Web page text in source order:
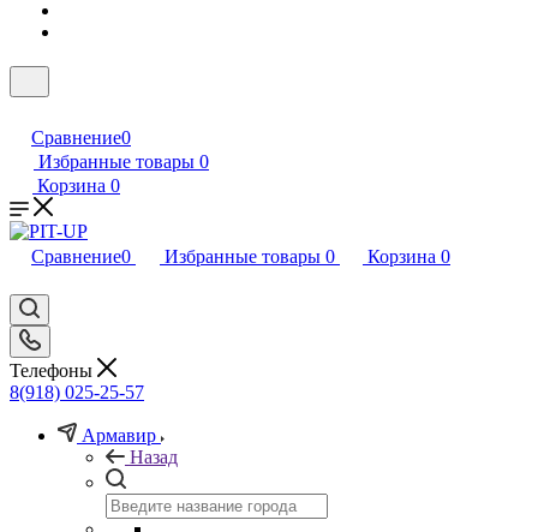
Сравнение0
Избранные товары 0
Корзина 0
Сравнение0 Избранные товары 0 Корзина 0
Телефоны
8(918) 025-25-57
Армавир
Назад